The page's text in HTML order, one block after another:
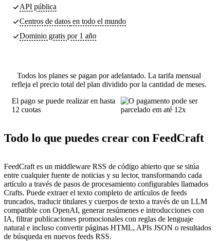
API pública
Centros de datos en todo el mundo
Dominio gratis por 1 año
Todos los planes se pagan por adelantado. La tarifa mensual
refleja el precio total del plan dividido por la cantidad de meses.
El pago se puede realizar en hasta
12 cuotas
Todo lo que puedes crear con FeedCraft
FeedCraft es un middleware RSS de código abierto que se sitúa
entre cualquier fuente de noticias y su lector, transformando cada
artículo a través de pasos de procesamiento configurables llamados
Crafts. Puede extraer el texto completo de artículos de feeds
truncados, traducir titulares y cuerpos de texto a través de un LLM
compatible con OpenAI, generar resúmenes e introducciones con
IA, filtrar publicaciones promocionales con reglas de lenguaje
natural e incluso convertir páginas HTML, APIs JSON o resultados
de búsqueda en nuevos feeds RSS.